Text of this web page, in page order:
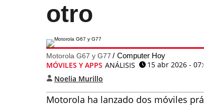
otro
Motorola G67 y G77 Computer Hoy
MÓVILES Y APPS ANÁLISIS
15 abr 2026 -
Noelia Murillo
Motorola ha lanzado dos móviles